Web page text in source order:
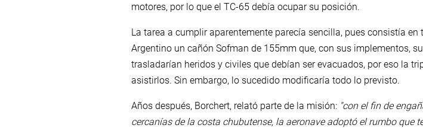
motores, por lo que el TC-65 debía ocupar su posición.
La tarea a cumplir aparentemente parecía sencilla, pues consistía
Argentino un cañón Sofman de 155mm que, con sus implementos,
trasladarían heridos y civiles que debían ser evacuados, por eso la
asistirlos. Sin embargo, lo sucedido modificaría todo lo previsto.
Años después, Borchert, relató parte de la misión: "con el fin de
cercanías de la costa chubutense, la aeronave adoptó el rumbo que